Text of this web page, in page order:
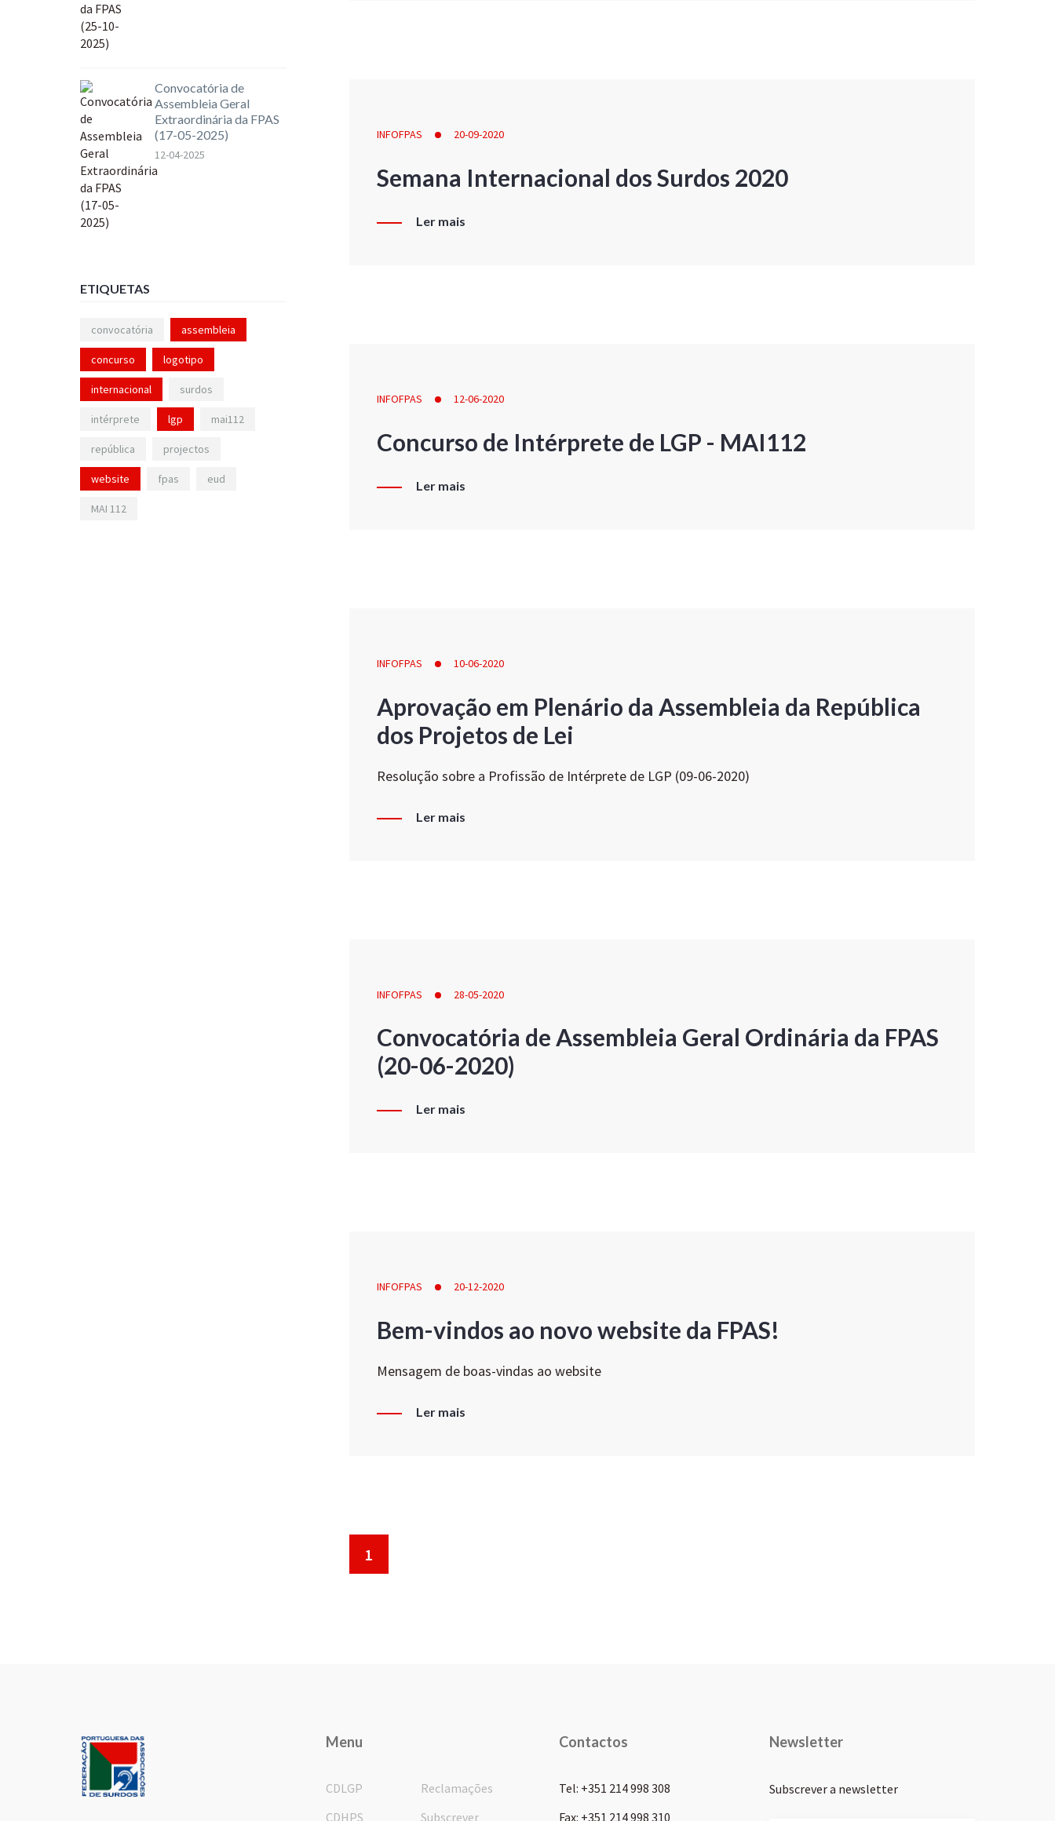
INFOFPAS 20-09-2020
Semana Internacional dos Surdos 2020
Ler mais
INFOFPAS 12-06-2020
Concurso de Intérprete de LGP - MAI112
Ler mais
INFOFPAS 10-06-2020
Aprovação em Plenário da Assembleia da República
dos Projetos de Lei
Resolução sobre a Profissão de Intérprete de LGP (09-06-2020)
Ler mais
INFOFPAS 28-05-2020
Convocatória de Assembleia Geral Ordinária da FPAS
(20-06-2020)
Ler mais
INFOFPAS 20-12-2020
Bem-vindos ao novo website da FPAS!
Mensagem de boas-vindas ao website
Ler mais
1
Convocatória de
Assembleia Geral
Extraordinária da FPAS
(17-05-2025)
12-04-2025
ETIQUETAS
convocatória assembleia
concurso logotipo
internacional surdos
intérprete lgp mai112
república projectos
website fpas eud
MAI 112
Menu
CDLGP
CDHPS
Reclamações
Subscrever
Contactos
Tel: +351 214 998 308
Fax: +351 214 998 310
Newsletter
Subscrever a newsletter